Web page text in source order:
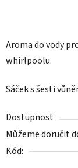
Aroma do vody
whirlpoolu.
Sáček s šesti
Dostupnost
Můžeme doručit
Kód: